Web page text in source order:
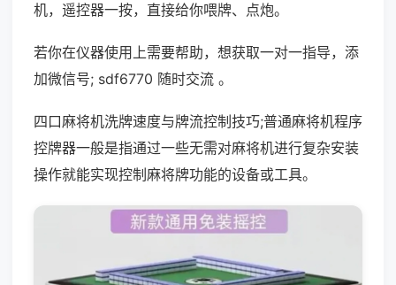
机，遥控器一按，直接给你喂牌、点炮。
若你在仪器使用上需要帮助，想获取一对一指导，添
加微信号; sdf6770 随时交流 。
四口麻将机洗牌速度与牌流控制技巧;普通麻将机程序
控牌器一般是指通过一些无需对麻将机进行复杂安装
操作就能实现控制麻将牌功能的设备或工具。